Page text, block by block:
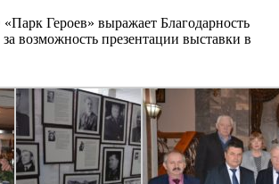
Героев» выражает Благодарность
возможность презентации выставки в